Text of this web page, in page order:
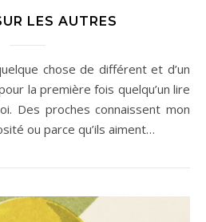
LES AUTRES
la première fois quelqu’un lire
Des proches connaissent mon
ou parce qu’ils aiment…